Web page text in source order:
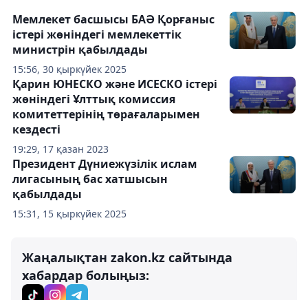
15:56, 30 қыркүйек 2025
Мемлекет басшысы БАӘ Қорғаныс
істері жөніндегі мемлекеттік
министрін қабылдады
19:29, 17 қазан 2023
Қарин ЮНЕСКО және ИСЕСКО істері
жөніндегі Ұлттық комиссия
комитеттерінің төрағаларымен
кездесті
15:31, 15 қыркүйек 2025
Президент Дүниежүзілік ислам
лигасының бас хатшысын
қабылдады
Жаңалықтан zakon.kz сайтында
хабардар болыңыз: